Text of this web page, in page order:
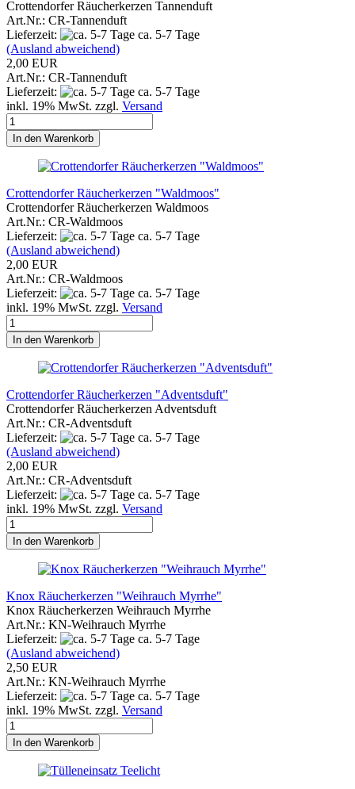
Crottendorfer Räucherkerzen Tannenduft
Art.Nr.: CR-Tannenduft
Lieferzeit:
ca. 5-7 Tage
(Ausland abweichend)
2,00 EUR
Art.Nr.: CR-Tannenduft
Lieferzeit:
ca. 5-7 Tage
inkl. 19% MwSt. zzgl. Versand
In den Warenkorb
Crottendorfer Räucherkerzen "Waldmoos"
Crottendorfer Räucherkerzen Waldmoos
Art.Nr.: CR-Waldmoos
Lieferzeit:
ca. 5-7 Tage
(Ausland abweichend)
2,00 EUR
Art.Nr.: CR-Waldmoos
Lieferzeit:
ca. 5-7 Tage
inkl. 19% MwSt. zzgl. Versand
In den Warenkorb
Crottendorfer Räucherkerzen "Adventsduft"
Crottendorfer Räucherkerzen Adventsduft
Art.Nr.: CR-Adventsduft
Lieferzeit:
ca. 5-7 Tage
(Ausland abweichend)
2,00 EUR
Art.Nr.: CR-Adventsduft
Lieferzeit:
ca. 5-7 Tage
inkl. 19% MwSt. zzgl. Versand
In den Warenkorb
Knox Räucherkerzen "Weihrauch Myrrhe"
Knox Räucherkerzen Weihrauch Myrrhe
Art.Nr.: KN-Weihrauch Myrrhe
Lieferzeit:
ca. 5-7 Tage
(Ausland abweichend)
2,50 EUR
Art.Nr.: KN-Weihrauch Myrrhe
Lieferzeit:
ca. 5-7 Tage
inkl. 19% MwSt. zzgl. Versand
In den Warenkorb